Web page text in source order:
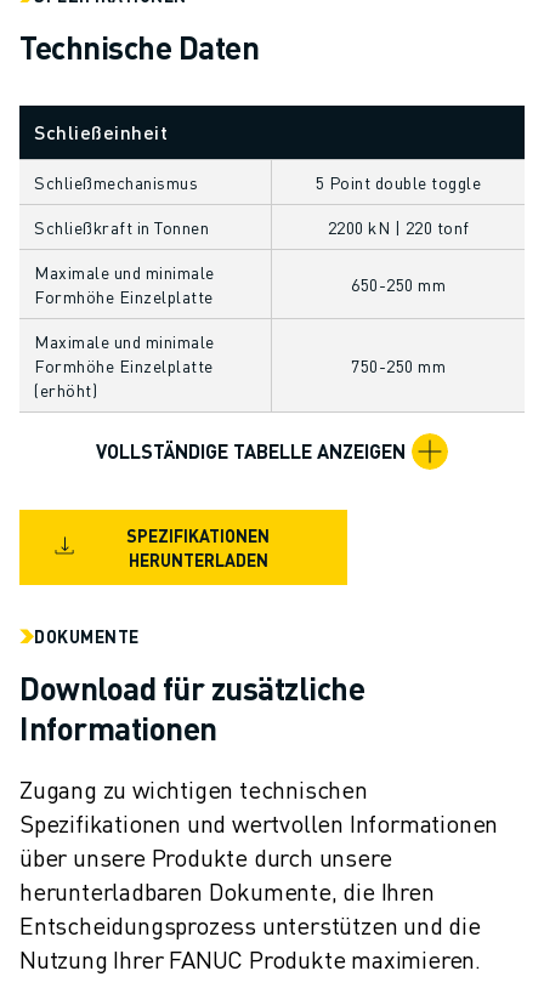
ÜBER FANUC
FANUC IN EUROPA
NACHHALTIGKEIT
KARRIERE
GESTALTEN SIE IHRE ZUKUNFT MIT FANUC
JETZT BEWERBEN » KARRIEREPORTAL
KONTAKT
KONTAKT
STANDORTE
IMPRESSUM
Technische Daten
Schließeinheit
Schließmechanismus 5 Point double toggle
Schließkraft in Tonnen 2200 kN | 220 tonf
Maximale und minimale
Formhöhe Einzelplatte
650-250 mm
Maximale und minimale
Formhöhe Einzelplatte
(erhöht)
750-250 mm
VOLLSTÄNDIGE TABELLE ANZEIGEN
SPEZIFIKATIONEN
HERUNTERLADEN
DOKUMENTE
Download für zusätzliche
Informationen
Zugang zu wichtigen technischen
Spezifikationen und wertvollen Informationen
über unsere Produkte durch unsere
herunterladbaren Dokumente, die Ihren
Entscheidungsprozess unterstützen und die
Nutzung Ihrer FANUC Produkte maximieren.